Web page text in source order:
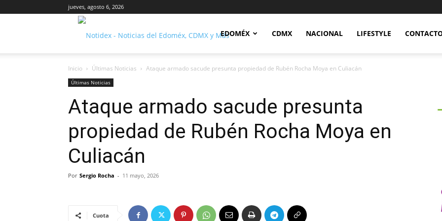
jueves, agosto 6, 2026
Notidex
EDOMÉX CDMX NACIONAL LIFESTYLE
Inicio Últimas Noticias Ataque armado sacude presunta propiedad de Rubén Rocha Moya en Culiacán
Últimas Noticias
Ataque armado sacude presunta
propiedad de Rubén Rocha Moya en
Culiacán
Por Sergio Rocha - 11 mayo, 2026
Cuota